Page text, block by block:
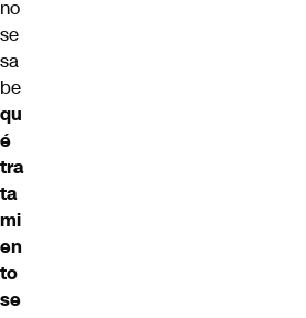
no
se
sa
be
qu
é
tra
ta
mi
en
to
se